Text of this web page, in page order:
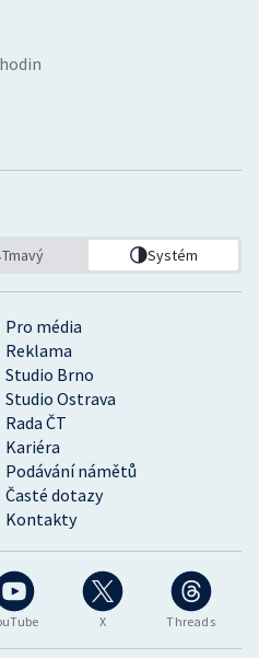
X Threads
Pro média
Reklama
Studio Brno
Studio Ostrava
Rada ČT
Kariéra
Podávání námětů
Časté dotazy
Kontakty
Tmavý Systém